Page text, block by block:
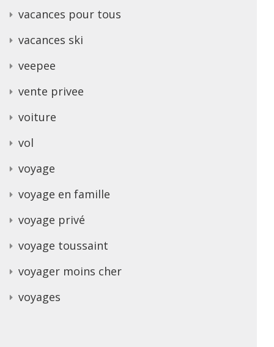
vacances pour tous
vacances ski
veepee
vente privee
voiture
vol
voyage
voyage en famille
voyage privé
voyage toussaint
voyager moins cher
voyages